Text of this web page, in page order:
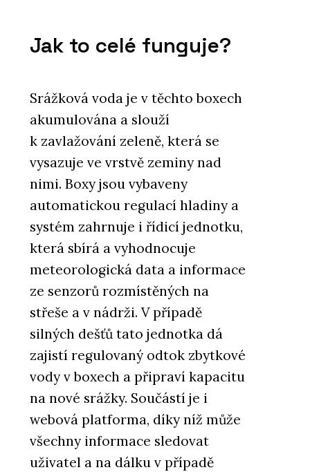
Jak to celé funguje?
Srážková voda je v těchto boxech
akumulována a slouží
k zavlažování zeleně, která se
vysazuje ve vrstvě zeminy nad
nimi. Boxy jsou vybaveny
automatickou regulací hladiny a
systém zahrnuje i řídicí jednotku,
která sbírá a vyhodnocuje
meteorologická data a informace
ze senzorů rozmístěných na
střeše a v nádrži. V případě
silných dešťů tato jednotka dá
zajistí regulovaný odtok zbytkové
vody v boxech a připraví kapacitu
na nové srážky. Součástí je i
webová platforma, díky níž může
všechny informace sledovat
uživatel a na dálku v případě